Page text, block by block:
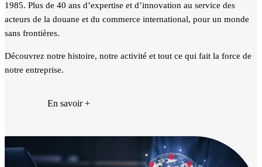
1985. Plus de 40 ans d’expertise et d’innovation au service des
acteurs de la douane et du commerce international, pour un monde
sans frontières.
Découvrez notre histoire, notre activité et tout ce qui fait la force de
notre entreprise.
En savoir +